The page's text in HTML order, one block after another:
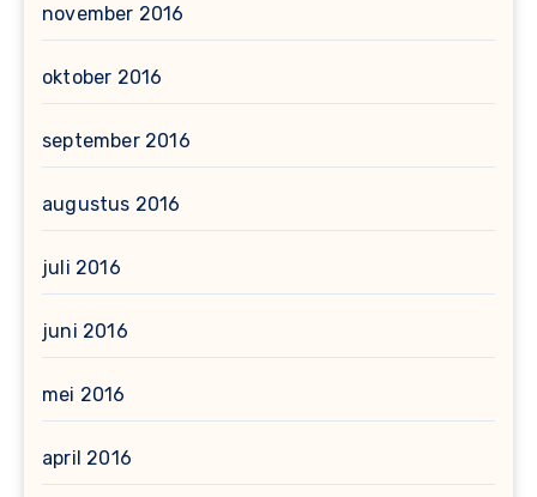
november 2016
oktober 2016
september 2016
augustus 2016
juli 2016
juni 2016
mei 2016
april 2016